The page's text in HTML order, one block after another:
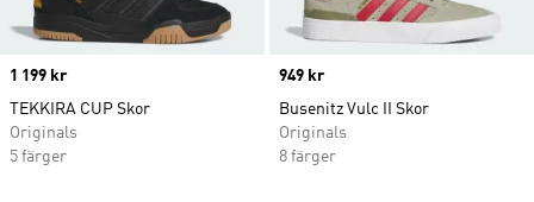
Price
1 199 kr
TEKKIRA CUP Skor
Originals
5 färger
Price
949 kr
Busenitz Vulc II Skor
Originals
8 färger